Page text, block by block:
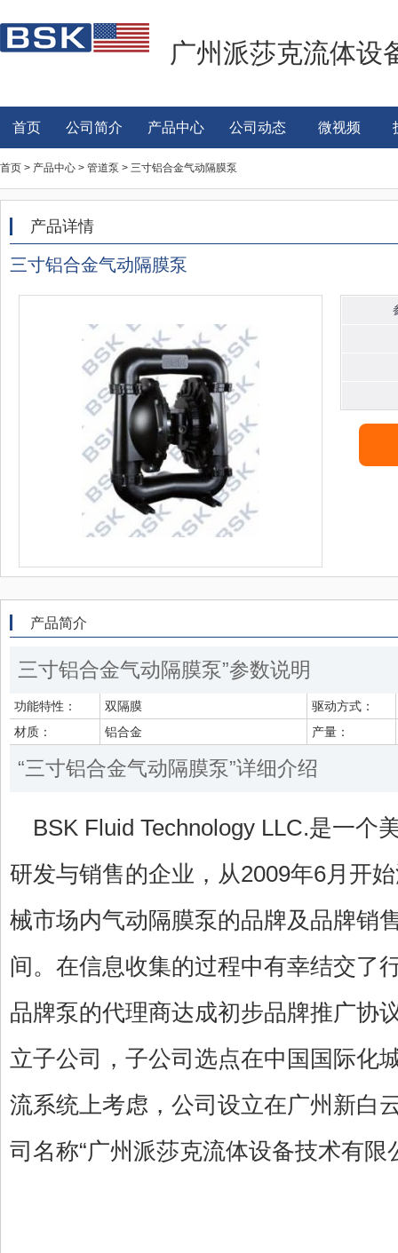
广州派莎克流体设
首页 公司简介 产品中心 公司动态 微视频
首页 > 产品中心 > 管道泵 > 三寸铝合金气动隔膜泵
产品详情
三寸铝合金气动隔膜泵
产品简介
三寸铝合金气动隔膜泵”参数说明
功能特性： 双隔膜
驱动方式：
材质：
铝合金 产量：
“三寸铝合金气动隔膜泵”详细介绍
BSK Fluid Technology LLC.是一个
研发与销售的企业，从2009年6月开
械市场内气动隔膜泵的品牌及品牌销
间。在信息收集的过程中有幸结交了
品牌泵的代理商达成初步品牌推广协
立子公司，子公司选点在中国国际化
流系统上考虑，公司设立在广州新白
司名称“广州派莎克流体设备技术有限